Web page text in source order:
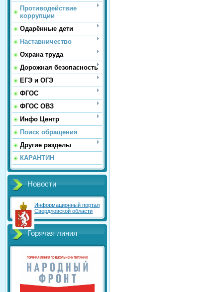
Противодействие
коррупции
Одарённые дети
Наставничество
Охрана труда
Дорожная безопасность
ЕГЭ и ОГЭ
ФГОС
ФГОС ОВЗ
Инфо Центр
Поиск обращения
Другие разделы
КАРАНТИН
Новости
Информационный портал
Свердловской области
Горячая линия